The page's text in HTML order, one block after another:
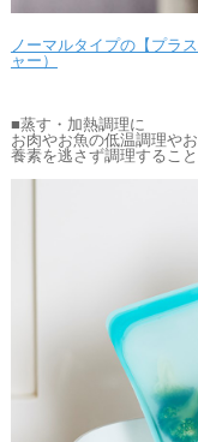
ノーマルタイプの【プラ
ャー）
■蒸す・加熱調理に
お肉やお魚の低温調理や
養素を逃さず調理すること